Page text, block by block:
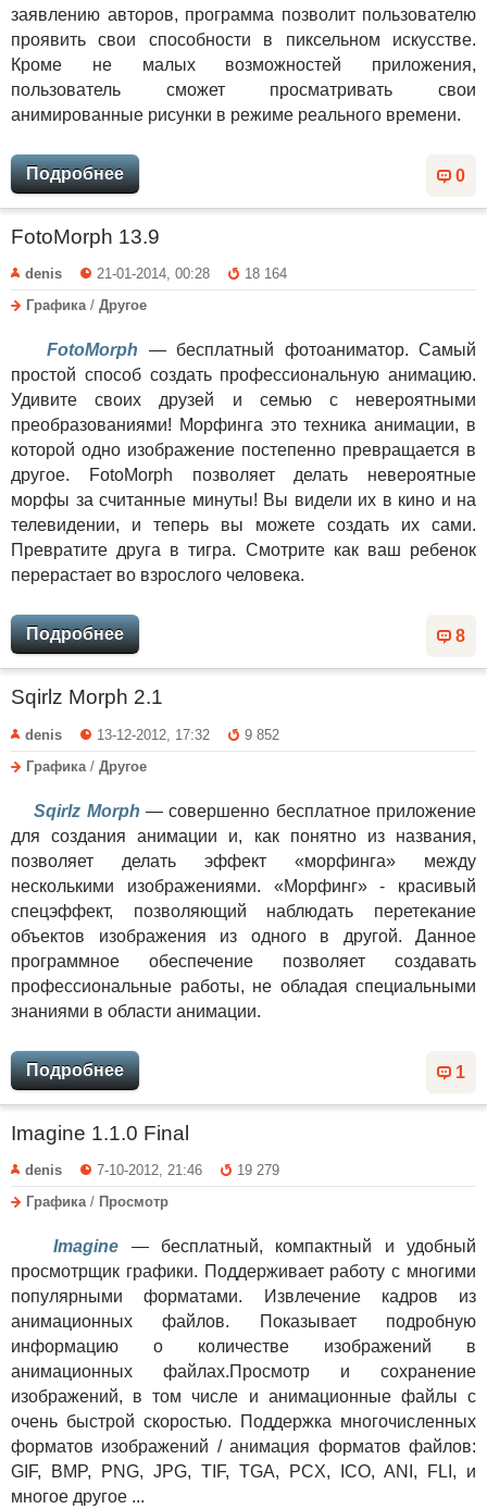
заявлению авторов, программа позволит пользователю
проявить свои способности в пиксельном искусстве.
Кроме не малых возможностей приложения,
пользователь сможет просматривать свои
анимированные рисунки в режиме реального времени.
0
Подробнее
FotoMorph 13.9
denis 21-01-2014, 00:28
18 164
Графика/ Другое
FotoMorph — бесплатный фотоаниматор. Самый
простой способ создать профессиональную анимацию.
Удивите своих друзей и семью с невероятными
преобразованиями! Морфинга это техника анимации, в
которой одно изображение постепенно превращается в
другое. FotoMorph позволяет делать невероятные
морфы за считанные минуты! Вы видели их в кино и на
телевидении, и теперь вы можете создать их сами.
Превратите друга в тигра. Смотрите как ваш ребенок
перерастает во взрослого человека.
8
Подробнее
Sqirlz Morph 2.1
denis 13-12-2012, 17:32
9 852
Графика / Другое
Sqirlz Morph — совершенно бесплатное приложение
для создания анимации и, как понятно из названия,
позволяет делать эффект «морфинга» между
несколькими изображениями. «Морфинг» - красивый
спецэффект, позволяющий наблюдать перетекание
объектов изображения из одного в другой. Данное
программное обеспечение позволяет создавать
профессиональные работы, не обладая специальными
знаниями в области анимации.
1
Подробнее
Imagine 1.1.0 Final
denis 7-10-2012, 21:46
19 279
Графика/ Просмотр
Imagine — бесплатный, компактный и удобный
просмотрщик графики. Поддерживает работу с многими
популярными форматами. Извлечение кадров из
анимационных файлов. Показывает подробную
информацию о количестве изображений в
анимационных файлах.Просмотр и сохранение
изображений, в том числе и анимационные файлы с
очень быстрой скоростью. Поддержка многочисленных
форматов изображений / анимация форматов файлов:
GIF, BMP, PNG, JPG, TIF, TGA, PCX, ICO, ANI, FLI, и
многое другое ...